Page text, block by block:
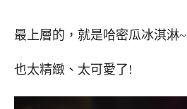
最上層的，就是哈密瓜冰淇淋~
也太精緻、太可愛了!